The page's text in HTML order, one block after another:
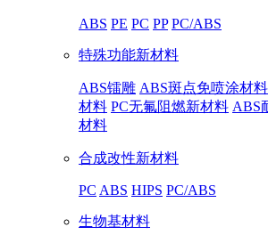
ABS PE PC PP PC/ABS
特殊功能新材料
ABS镭雕 ABS斑点免喷涂材料
材料 PC无氟阻燃新材料 ABS
材料
合成改性新材料
PC ABS HIPS PC/ABS
生物基材料